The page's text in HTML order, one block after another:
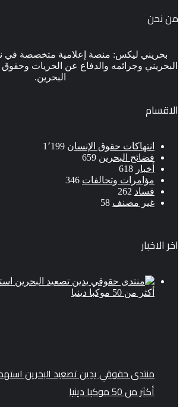
من نحن
بحريني ليكس: منصة إعلامية متخصصة في
البحريني وجرائمه والدفاع عن الحريات وحقوق
البحرين.
الاقسام
انتهاكات حقوق الإنسان 1٬199
فضائح البحرين 659
أخبار 618
مؤامرات وتحالفات 346
فساد 262
غير مصنف
58
اخر الاخبار
منتدى حقوقي يدين تصعيد البحرين
أكثر من 50 موكبا دينيا